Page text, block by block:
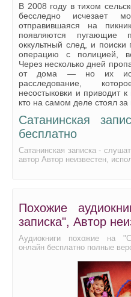
В 2008 году в тихом
бесследно исчезает
отправившаяся на
появляются
оккультный след, и
операцию с полицией,
Через несколько дней
от дома — но их
расследование,
несостыковки и приводит
кто на самом деле стоял
Сатанинская
бесплатно
Сатанинская записка -
автор Автор неизвестен,
Похожие
записка", Автор
Аудиокниги похожие на
онлайн бесплатно полные